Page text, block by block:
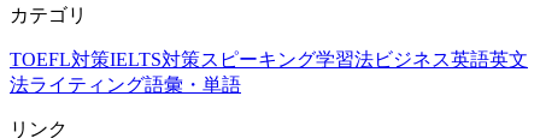
カテゴリ
TOEFL対策IELTS対策スピーキング学習法ビジネス英語英文
法ライティング語彙・単語
リンク